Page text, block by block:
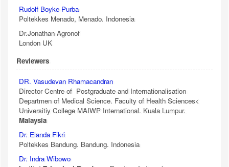
Rudolf Boyke Purba
Poltekkes Menado, Menado. Indonesia
Dr.Jonathan Agronof
London UK
Reviewers
DR. Vasudevan Rhamacandran
Director Centre of Postgraduate and Internationalisation
Departmen of Medical Science. Faculty of Health Sciences<
Universitiy College MAIWP International. Kuala Lumpur.
Malaysia
Dr. Elanda Fikri
Poltekkes Bandung. Bandung. Indonesia
Dr. Indra Wibowo